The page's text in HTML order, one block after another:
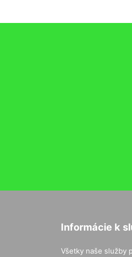
Informácie k
Všetky naše služby